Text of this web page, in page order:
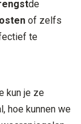
de
of zelfs
te
kun je ze
hoe kunnen we